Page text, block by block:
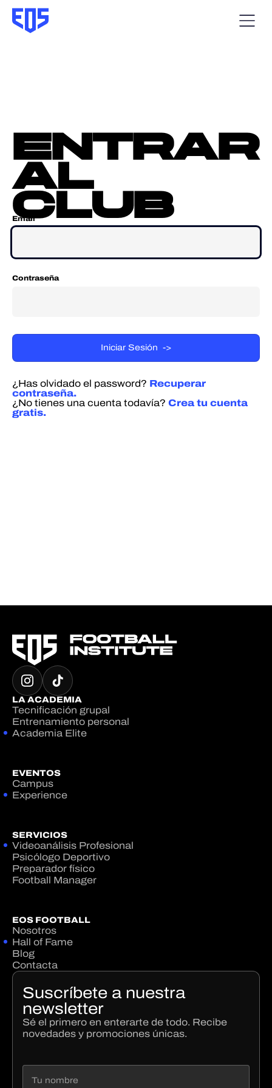
entrar
al
club
Email
Contraseña
¿Has olvidado el password? Recuperar
contraseña.
¿No tienes una cuenta todavía? Crea tu cuenta
gratis.
LA ACADEMIA
Tecnificación grupal
Entrenamiento personal
Academia Elite
EVENTOS
Campus
Experience
SERVICIOS
Videoanálisis Profesional
Psicólogo Deportivo
Preparador físico
Football Manager
EOS FOOTBALL
Nosotros
Hall of Fame
Blog
Contacta
Suscríbete a nuestra
newsletter
Sé el primero en enterarte de todo. Recibe
novedades y promociones únicas.